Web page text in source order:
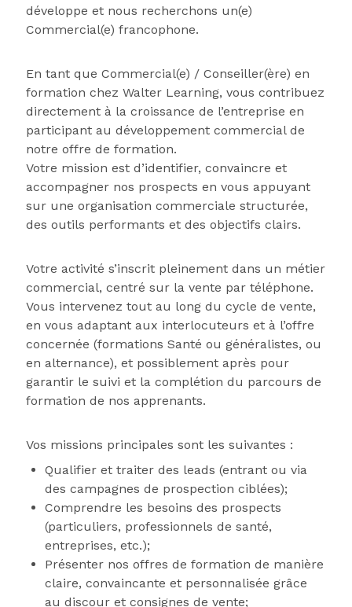
développe et nous recherchons un(e)
Commercial(e) francophone.
En tant que Commercial(e) / Conseiller(ère) en
formation chez Walter Learning, vous contribuez
directement à la croissance de l’entreprise en
participant au développement commercial de
notre offre de formation.
Votre mission est d’identifier, convaincre et
accompagner nos prospects en vous appuyant
sur une organisation commerciale structurée,
des outils performants et des objectifs clairs.
Votre activité s’inscrit pleinement dans un métier
commercial, centré sur la vente par téléphone.
Vous intervenez tout au long du cycle de vente,
en vous adaptant aux interlocuteurs et à l’offre
concernée (formations Santé ou généralistes, ou
en alternance), et possiblement après pour
garantir le suivi et la complétion du parcours de
formation de nos apprenants.
Vos missions principales sont les suivantes :
Qualifier et traiter des leads (entrant ou via
des campagnes de prospection ciblées);
Comprendre les besoins des prospects
(particuliers, professionnels de santé,
entreprises, etc.);
Présenter nos offres de formation de manière
claire, convaincante et personnalisée grâce
au discour et consignes de vente;